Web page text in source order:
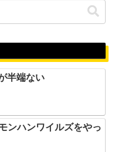
半端ない
ンハンワイルズをやっ